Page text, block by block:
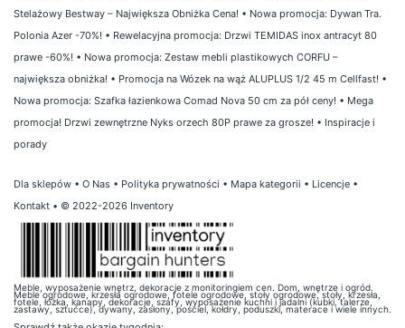
Stelażowy Bestway – Największa Obniżka Cena! • Nowa promocja: Dywan Tra.
Polonia Azer -70%! • Rewelacyjna promocja: Drzwi TEMIDAS inox antracyt 80
prawe -60%! • Nowa promocja: Zestaw mebli plastikowych CORFU –
największa obniżka! • Promocja na Wózek na wąż ALUPLUS 1/2 45 m Cellfast! •
Nowa promocja: Szafka łazienkowa Comad Nova 50 cm za pół ceny! • Mega
promocja! Drzwi zewnętrzne Nyks orzech 80P prawe za grosze! • Inspiracje i
porady
Dla sklepów • O Nas • Polityka prywatności • Mapa kategorii • Licencje •
Kontakt • © 2022-2026 Inventory
Meble, wyposażenie wnętrz, dekoracje z monitoringiem cen. Dom, wnętrze i ogród.
Meble ogrodowe, krzesła ogrodowe, fotele ogrodowe, stoły ogrodowe, stoły, krzesła,
fotele, łóżka, kanapy, dekoracje, szafy, wyposażenie kuchni i jadalni (kubki, talerze,
zastawy, sztućce), dywany, zasłony, pościel, kołdry, poduszki, materace i wiele innych.